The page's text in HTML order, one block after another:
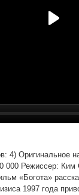
4)
000 Режиссер:
«Богота»
1997 года